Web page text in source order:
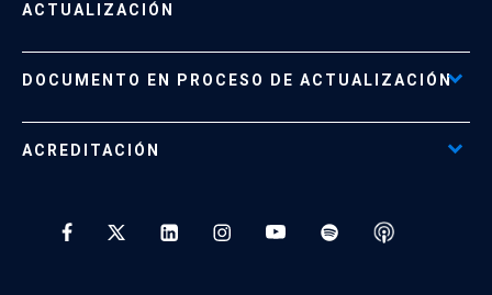
Formas de Pago
Políticas de Retiro, Devolución e Información Importante
ACTUALIZACIÓN
Documento No Disponible file_download
DOCUMENTO EN PROCESO DE ACTUALIZACIÓN
ACREDITACIÓN